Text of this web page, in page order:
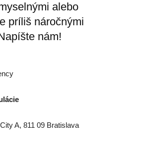
alebo
príliš náročnými
nám!
A, 811 09 Bratislava